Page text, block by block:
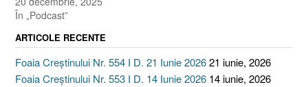
În „Podcast”
ARTICOLE RECENTE
Foaia Creștinului Nr. 554 I D. 21 Iunie 202621 iunie, 2026
Foaia Creștinului Nr. 553 I D. 14 Iunie 2026 14 iunie, 2026